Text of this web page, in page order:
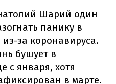
Шарий один
панику в
за коронавируса.
бушует в
с января, хотя
в марте.